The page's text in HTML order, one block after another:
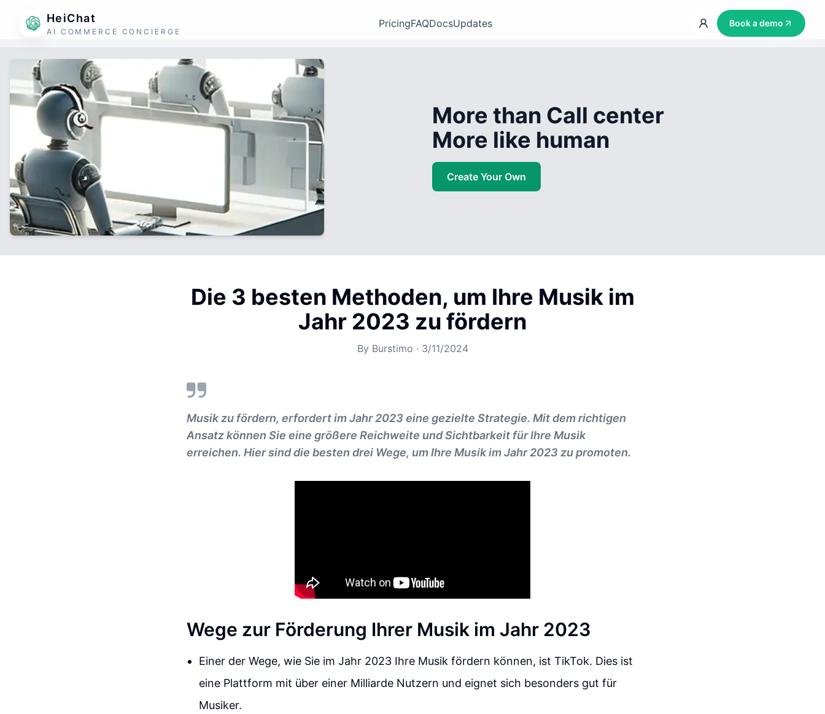
HeiChat
AI COMMERCE CONCIERGE
PricingFAQDocsUpdates Book a demo
More than Call center
More like human
Create Your Own
Die 3 besten Methoden, um Ihre Musik im
Jahr 2023 zu fördern
By Burstimo · 3/11/2024
Musik zu fördern, erfordert im Jahr 2023 eine gezielte Strategie. Mit dem richtigen
Ansatz können Sie eine größere Reichweite und Sichtbarkeit für Ihre Musik
erreichen. Hier sind die besten drei Wege, um Ihre Musik im Jahr 2023 zu promoten.
Wege zur Förderung Ihrer Musik im Jahr 2023
Einer der Wege, wie Sie im Jahr 2023 Ihre Musik fördern können, ist TikTok. Dies ist
eine Plattform mit über einer Milliarde Nutzern und eignet sich besonders gut für
Musiker.